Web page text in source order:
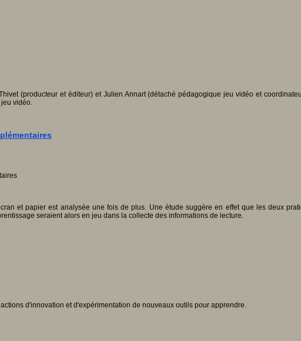
(producteur et éditeur) et Julien Annart (détaché pédagogique jeu vidéo et
vidéo.
et papier est analysée une fois de plus. Une étude suggère en effet que les deux
seraient alors en jeu dans la collecte des informations de lecture.
d'innovation et d'expérimentation de nouveaux outils pour apprendre.